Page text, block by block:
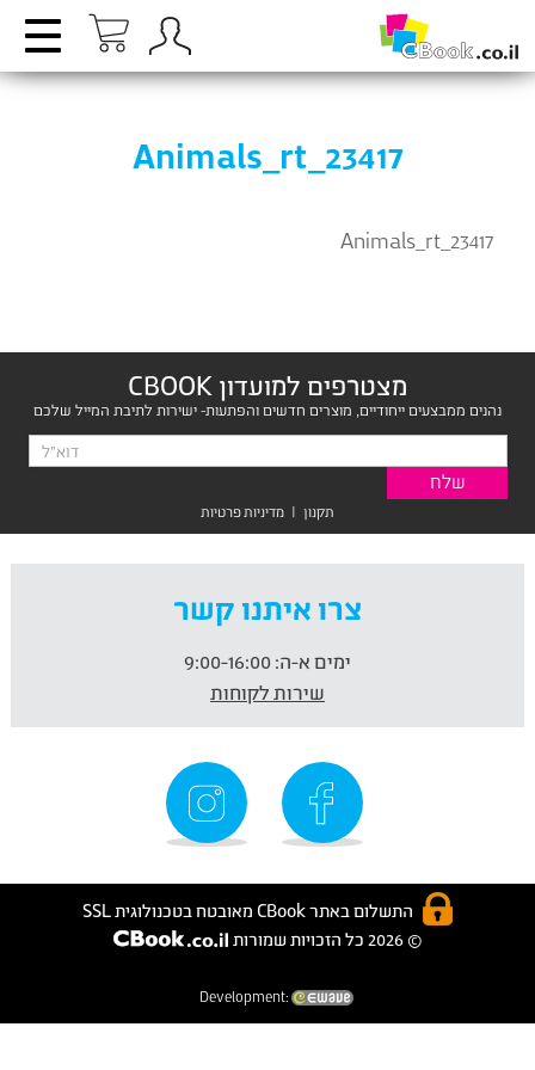
Animals_rt_23417
Animals_rt_23417
מצטרפים למועדון CBOOK
נהנים ממבצעים ייחודיים, מוצרים חדשים והפתעות- ישירות לתיבת המייל שלכם
תקנון | מדיניות פרטיות
צרו איתנו קשר
ימים א-ה:
שירות לקוחות
התשלום באתר CBook מאובטח בטכנולוגית SSL
© 2026 כל הזכויות שמורות
Development: